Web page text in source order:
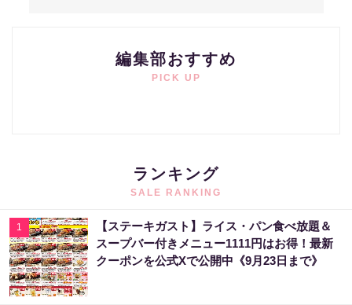
編集部おすすめ
PICK UP
ランキング
SALE RANKING
1
【ステーキガスト】ライス・パン食べ放題＆
スープバー付きメニュー1111円はお得！最新
クーポンを公式Xで公開中《9月23日まで》